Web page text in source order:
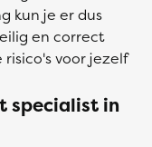
kun je er dus
en correct
voor jezelf
specialist in